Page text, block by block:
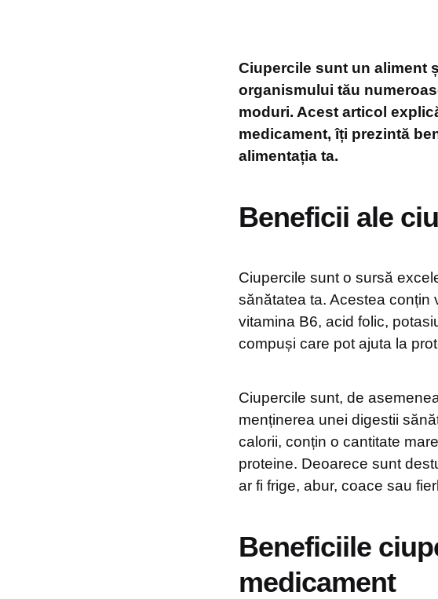
Ciupercile sunt un aliment
organismului tău
moduri. Acest articol
medicament, îți prezintă
alimentația ta.
Beneficii ale
Ciupercile sunt o sursă
sănătatea ta. Acestea conțin
vitamina B6, acid folic,
compuși care pot ajuta la
Ciupercile sunt, de
menținerea unei digestii
calorii, conțin o cantitate
proteine. Deoarece sunt
ar fi frige, abur, coace sau
Beneficiile
medicament